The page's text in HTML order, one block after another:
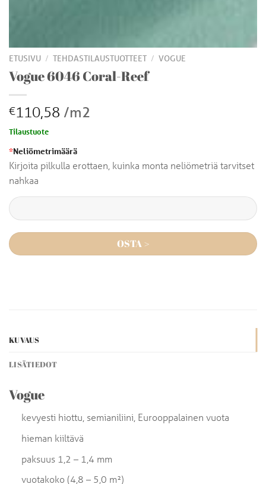
ETUSIVU / TEHDASTILAUSTUOTTEET / VOGUE
Vogue 6046 Coral-Reef
€110,58 /m2
Tilaustuote
*Neliömetrimäärä
Kirjoita pilkulla erottaen, kuinka monta neliömetriä tarvitset
nahkaa
OSTA >
KUVAUS
LISÄTIEDOT
Vogue
kevyesti hiottu, semianiliini, Eurooppalainen vuota
hieman kiiltävä
paksuus 1,2 – 1,4 mm
vuotakoko (4,8 – 5,0 m²)